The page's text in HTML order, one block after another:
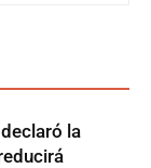
la